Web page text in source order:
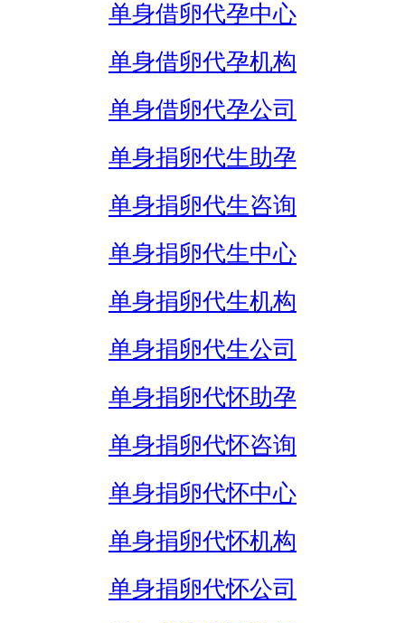
单身借卵代孕中心
单身借卵代孕机构
单身借卵代孕公司
单身捐卵代生助孕
单身捐卵代生咨询
单身捐卵代生中心
单身捐卵代生机构
单身捐卵代生公司
单身捐卵代怀助孕
单身捐卵代怀咨询
单身捐卵代怀中心
单身捐卵代怀机构
单身捐卵代怀公司